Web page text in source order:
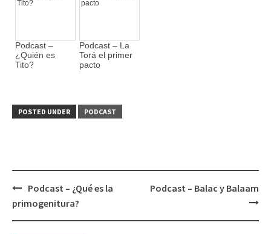
Podcast –
¿Quién es
Tito?
Podcast – La
Torá el primer
pacto
POSTED UNDER PODCAST
Post
navigation
Podcast – ¿Qué es la
primogenitura?
Podcast – Balac y Balaam